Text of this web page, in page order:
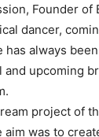
Founder of
dancer,
has always
upcoming
project of
aim was to